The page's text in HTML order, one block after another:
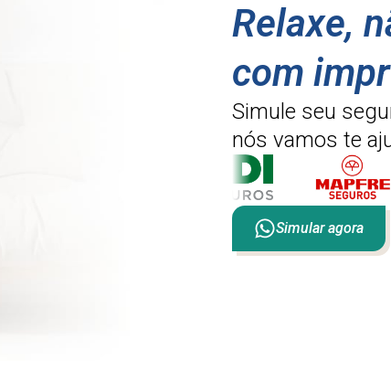
Relaxe,
com
Simule seu
nós vamos te
Simular agora